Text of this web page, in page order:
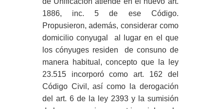
1886, inc. 5 de ese Código.
Propusieron, además, considerar como
domicilio conyugal al lugar en el que
los cónyuges residen de consuno de
manera habitual, concepto que la ley
23.515 incorporó como art. 162 del
Código Civil, así como la derogación
del art. 6 de la ley 2393 y la sumisión